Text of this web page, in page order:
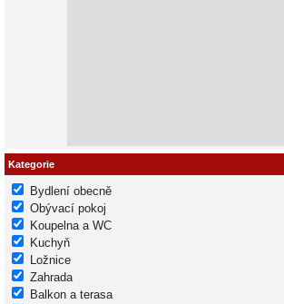
Kategorie
Bydlení obecně
Obývací pokoj
Koupelna a WC
Kuchyň
Ložnice
Zahrada
Balkon a terasa